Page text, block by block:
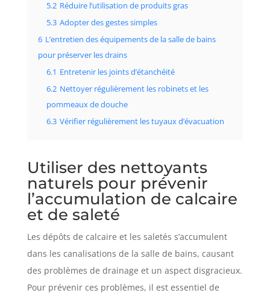
5.2 Réduire l’utilisation de produits gras
5.3 Adopter des gestes simples
6 L’entretien des équipements de la salle de bains
pour préserver les drains
6.1 Entretenir les joints d’étanchéité
6.2 Nettoyer régulièrement les robinets et les
pommeaux de douche
6.3 Vérifier régulièrement les tuyaux d’évacuation
Utiliser des nettoyants
naturels pour prévenir
l’accumulation de calcaire
et de saleté
Les dépôts de calcaire et les saletés s’accumulent
dans les canalisations de la salle de bains, causant
des problèmes de drainage et un aspect disgracieux.
Pour prévenir ces problèmes, il est essentiel de